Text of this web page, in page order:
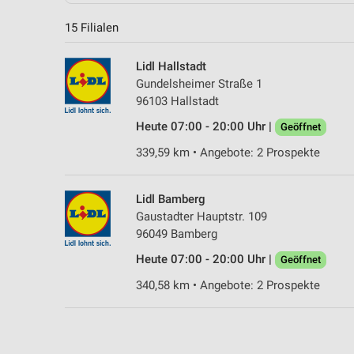
15 Filialen
Lidl Hallstadt
Gundelsheimer Straße 1
96103 Hallstadt
Heute 07:00 - 20:00 Uhr |
Geöffnet
339,59 km • Angebote: 2 Prospekte
Lidl Bamberg
Gaustadter Hauptstr. 109
96049 Bamberg
Heute 07:00 - 20:00 Uhr |
Geöffnet
340,58 km • Angebote: 2 Prospekte